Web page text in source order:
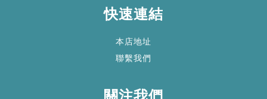
快速連結
本店地址
聯繫我們